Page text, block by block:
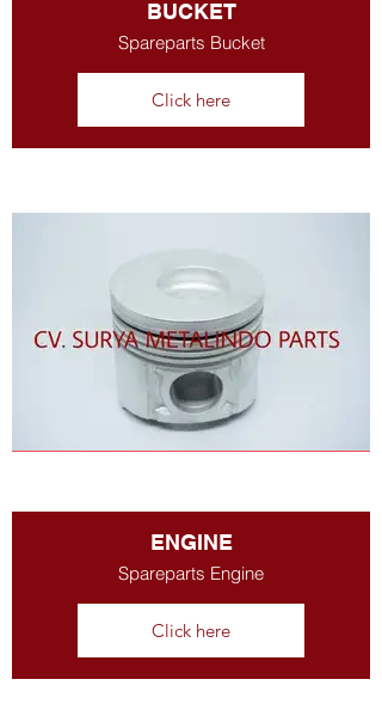
BUCKET
Spareparts Bucket
Click here
ENGINE
Spareparts Engine
Click here